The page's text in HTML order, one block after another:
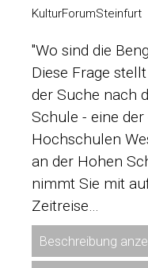
KulturForumSteinfurt
"Wo sind die
Diese Frage
der Suche nach
Schule - eine
Hochschulen
an der Hohen
nimmt Sie mit
Zeitreise…
Beschreibung